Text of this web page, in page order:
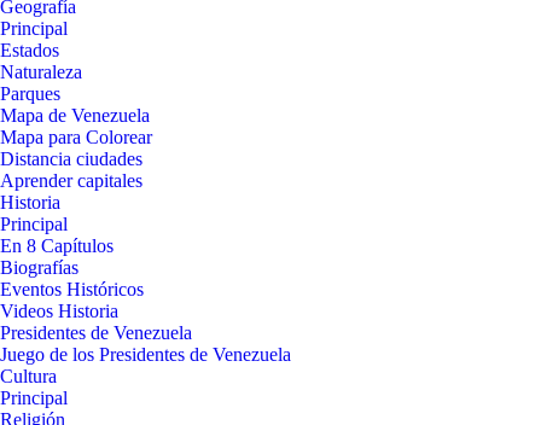
Geografía
Principal
Estados
Naturaleza
Parques
Mapa de Venezuela
Mapa para Colorear
Distancia ciudades
Aprender capitales
Historia
Principal
En 8 Capítulos
Biografías
Eventos Históricos
Videos Historia
Presidentes de Venezuela
Juego de los Presidentes de Venezuela
Cultura
Principal
Religión